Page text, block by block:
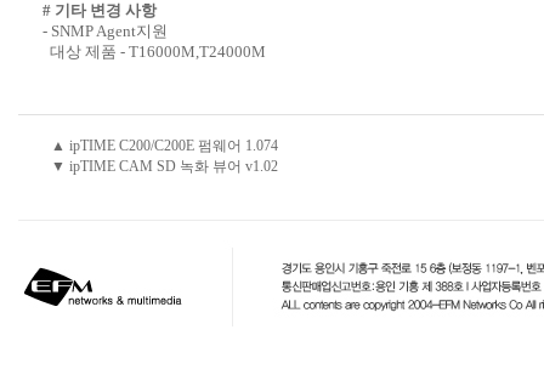
# 기타 변경 사항
- SNMP Agent지원
대상 제품 - T16000M,T24000M
▲ ipTIME C200/C200E 펌웨어 1.074
▼ ipTIME CAM SD 녹화 뷰어 v1.02